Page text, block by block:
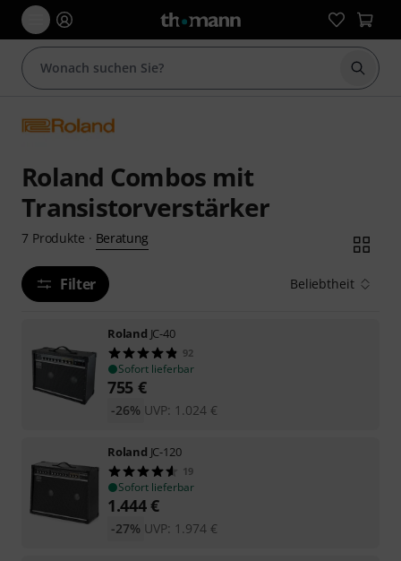
Suche
Roland Combos mit
Transistorverstärker
7 Produkte · Beratung
Filter Beliebtheit
Roland JC-40
92
Sofort lieferbar
755 €
UVP: 1.024 €
-26%
Roland JC-120
19
Sofort lieferbar
1.444€
UVP: 1.974 €
-27%